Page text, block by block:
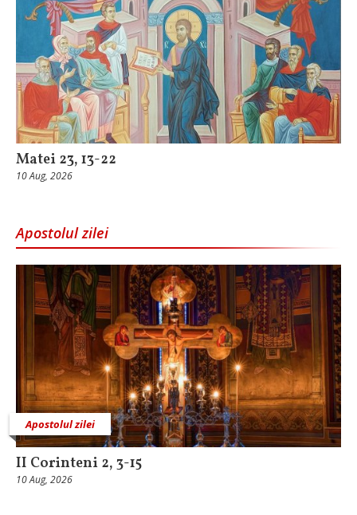
Matei 23, 13-22
10 Aug, 2026
Apostolul zilei
Apostolul zilei
II Corinteni 2, 3-15
10 Aug, 2026